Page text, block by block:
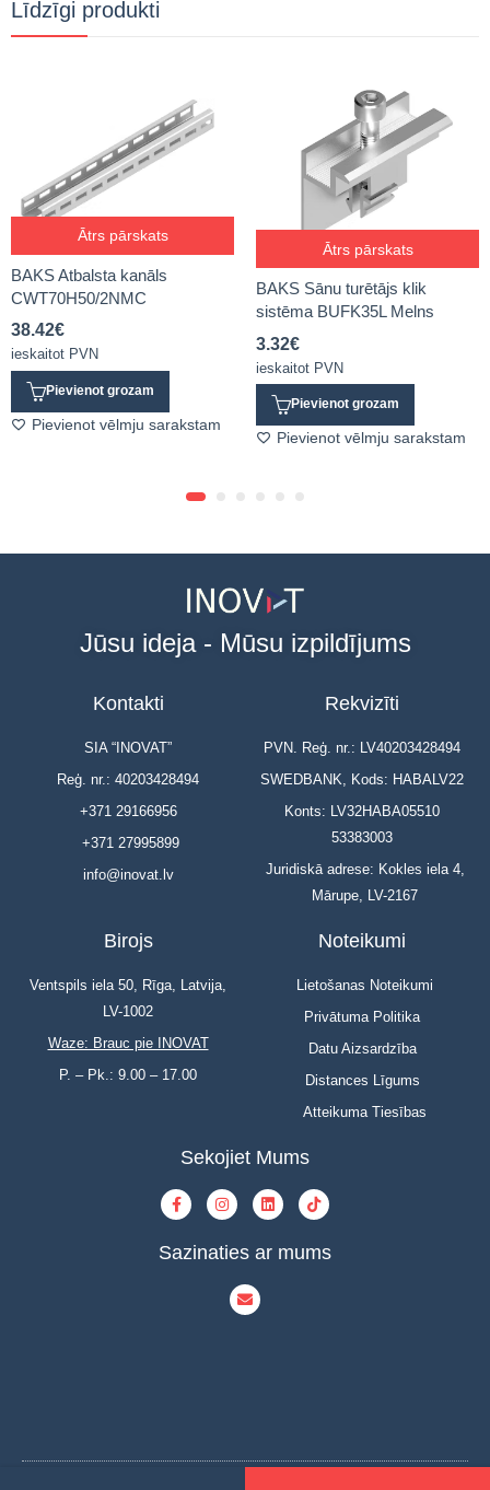
Līdzīgi produkti
Ātrs pārskats
BAKS Atbalsta kanāls
CWT70H50/2NMC
38.42€
ieskaitot PVN
Pievienot grozam
Pievienot vēlmju sarakstam
Ātrs pārskats
BAKS Sānu turētājs klik
sistēma BUFK35L Melns
3.32€
ieskaitot PVN
Pievienot grozam
Pievienot vēlmju sarakstam
Jūsu ideja - Mūsu izpildījums
Kontakti
SIA “INOVAT”
Reģ. nr.: 40203428494
+371 29166956
+371 27995899
info@inovat.lv
Rekvizīti
PVN. Reģ. nr.: LV40203428494
SWEDBANK, Kods: HABALV22
Konts: LV32HABA05510
53383003
Juridiskā adrese: Kokles iela 4,
Mārupe, LV-2167
Birojs
Ventspils iela 50, Rīga, Latvija,
LV-1002
Waze: Brauc pie INOVAT
P. – Pk.: 9.00 – 17.00
Noteikumi
Lietošanas Noteikumi
Privātuma Politika
Datu Aizsardzība
Distances Līgums
Atteikuma Tiesības
Sekojiet Mums
Sazinaties ar mums